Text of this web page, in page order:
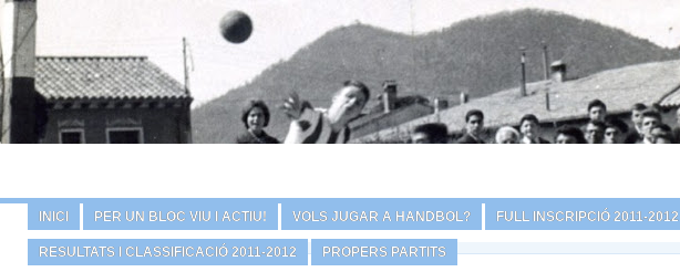
INICI PER UN BLOC VIU I ACTIU! VOLS JUGAR A HANDBOL? FULL INSCRIPCIÓ 2011-2012
RESULTATS I CLASSIFICACIÓ 2011-2012 PROPERS PARTITS